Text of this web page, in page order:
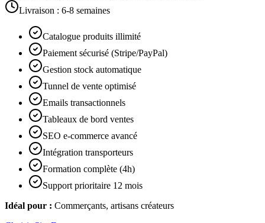
Livraison : 6-8 semaines
Catalogue produits illimité
Paiement sécurisé (Stripe/PayPal)
Gestion stock automatique
Tunnel de vente optimisé
Emails transactionnels
Tableaux de bord ventes
SEO e-commerce avancé
Intégration transporteurs
Formation complète (4h)
Support prioritaire 12 mois
Idéal pour : Commerçants, artisans créateurs